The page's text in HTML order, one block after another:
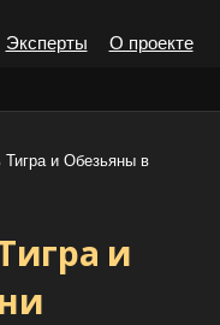
Эксперты О проекте
и Обезьяны в
и